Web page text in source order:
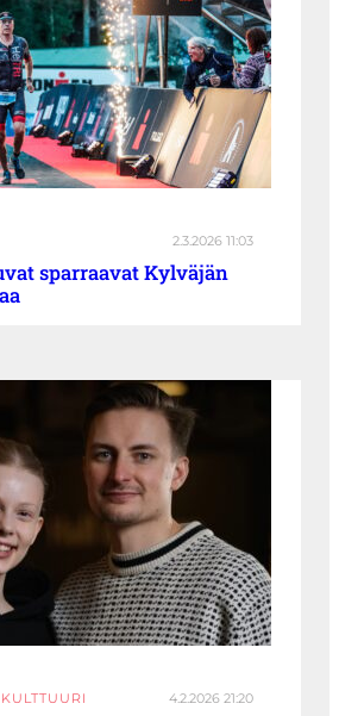
2.3.2026 11:03
sparraavat Kylväjän
4.2.2026 21:20